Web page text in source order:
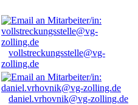
vollstreckungsstelle@vg-
zolling.de
daniel.vrhovnik@vg-zolling.de